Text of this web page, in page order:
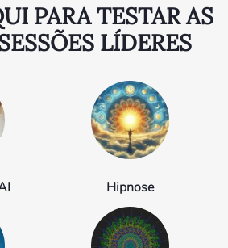
PARA TESTAR AS
LÍDERES
Hipnose